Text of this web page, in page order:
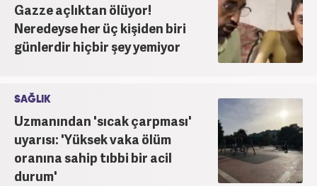
Gazze açlıktan ölüyor!
Neredeyse her üç kişiden biri
günlerdir hiçbir şey yemiyor
SAĞLIK
Uzmanından 'sıcak çarpması'
uyarısı: 'Yüksek vaka ölüm
oranına sahip tıbbi bir acil
durum'